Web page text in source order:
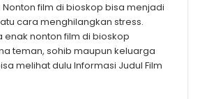
Nonton film di bioskop bisa menjadi
cara menghilangkan stress.
enak nonton film di bioskop
teman, sohib maupun keluarga
melihat dulu Informasi Judul Film